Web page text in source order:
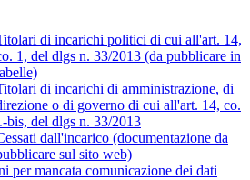
di incarichi politici di cui all'art. 14,
1, del dlgs n. 33/2013 (da pubblicare in
di incarichi di amministrazione, di
o di governo di cui all'art. 14, co.
bis, del dlgs n. 33/2013
dall'incarico (documentazione da
sul sito web)
per mancata comunicazione dei dati